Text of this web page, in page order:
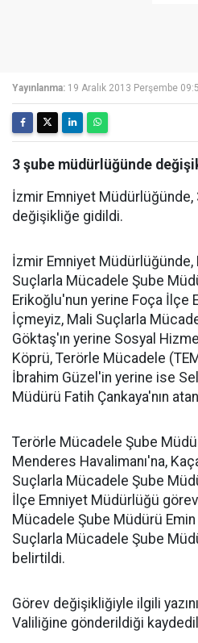
Yayınlanma: 19 Aralık 2013 Perşembe
3 şube müdürlüğünde
İzmir Emniyet
değişikliğe gidildi.
İzmir Emniyet Müdürlüğünde,
Suçlarla Mücadele Şube
Erikoğlu'nun yerine Foça İlçe
İçmeyiz, Mali Suçlarla
Göktaş'ın yerine Sosyal
Köprü, Terörle Mücadele
İbrahim Güzel'in yerine ise
Müdürü Fatih Çankaya'nın
Terörle Mücadele Şube
Menderes Havalimanı'na,
Suçlarla Mücadele Şube
İlçe Emniyet Müdürlüğü
Mücadele Şube Müdürü
Suçlarla Mücadele Şube
belirtildi.
Görev değişikliğiyle ilgili
Valiliğine gönderildiği